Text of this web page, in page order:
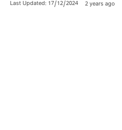
Last Updated: 17/12/2024 2 years ago